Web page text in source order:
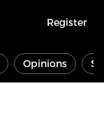
Register
Opinions